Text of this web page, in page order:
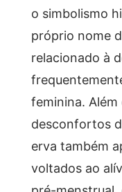
o simbolismo
próprio nome
relacionado à
feminina.
desconfortos
erva também
voltados ao